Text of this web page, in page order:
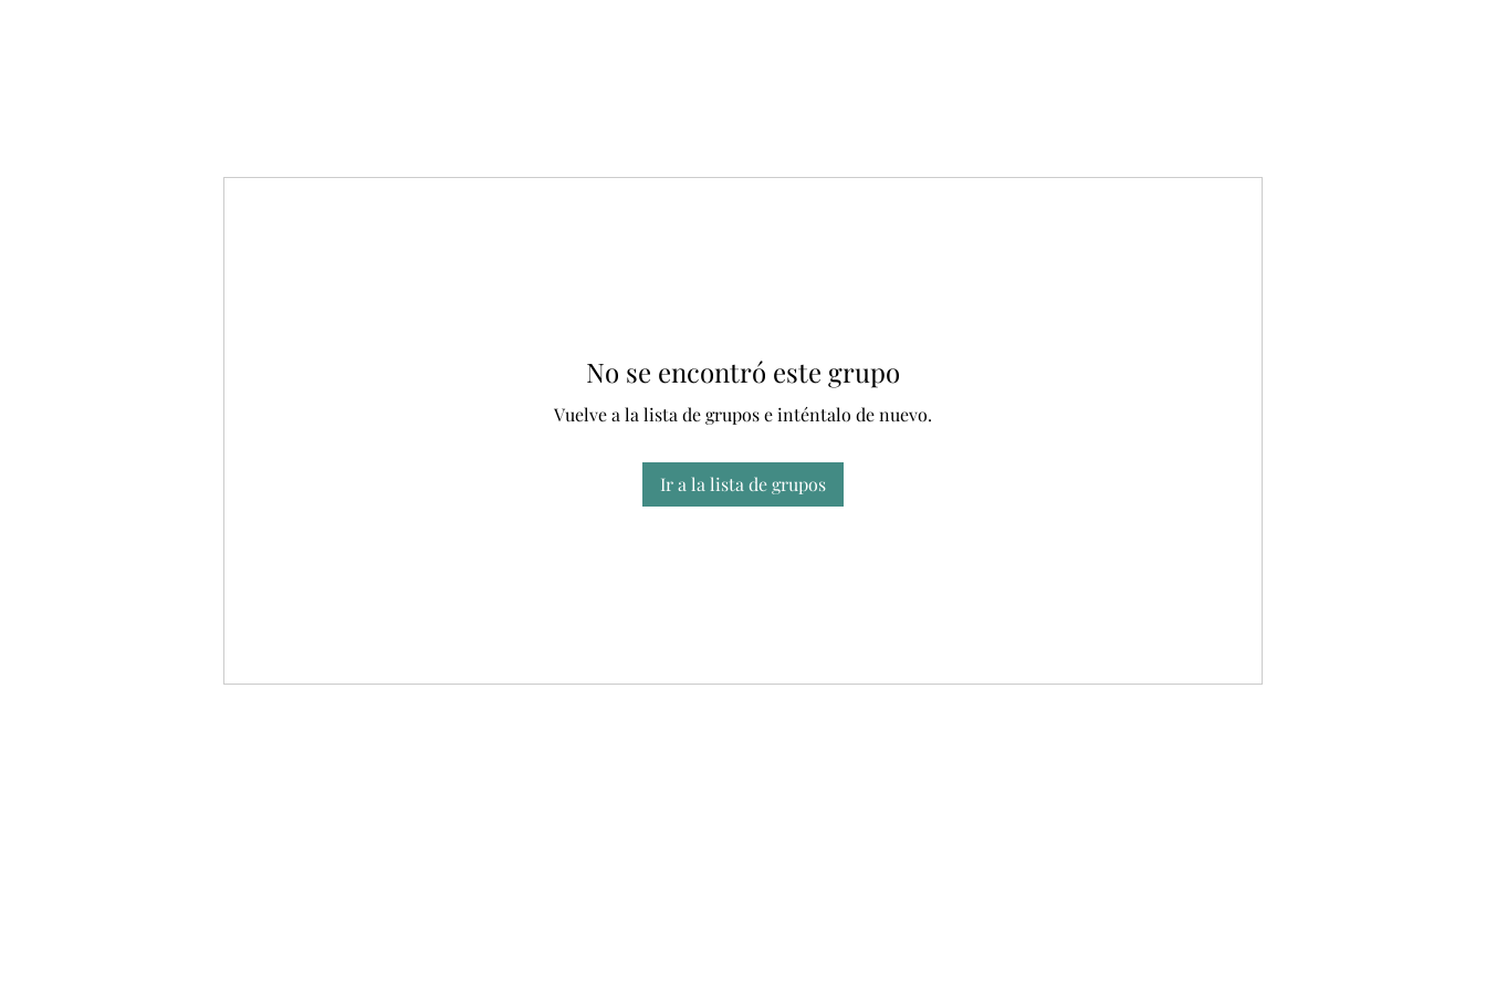
No se encontró este grupo
Vuelve a la lista de grupos e inténtalo de nuevo.
Ir a la lista de grupos